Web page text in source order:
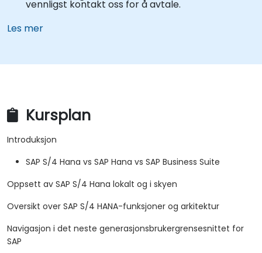
vennligst kontakt oss for å avtale.
Les mer
Kursplan
Introduksjon
SAP S/4 Hana vs SAP Hana vs SAP Business Suite
Oppsett av SAP S/4 Hana lokalt og i skyen
Oversikt over SAP S/4 HANA-funksjoner og arkitektur
Navigasjon i det neste generasjonsbrukergrensesnittet for
SAP